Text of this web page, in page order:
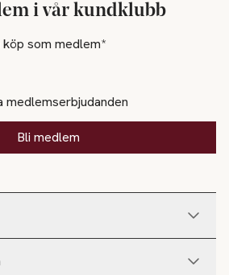
i vår kundklubb
som medlem*
medlemserbjudanden
Bli medlem